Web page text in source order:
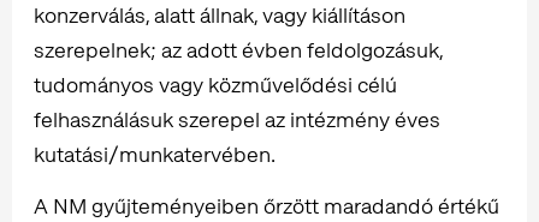
konzerválás, alatt állnak, vagy kiállításon
szerepelnek; az adott évben feldolgozásuk,
tudományos vagy közművelődési célú
felhasználásuk szerepel az intézmény éves
kutatási/munkatervében.
A NM gyűjteményeiben őrzött maradandó értékű